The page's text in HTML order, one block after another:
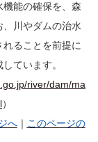
能の確保を、森
川やダムの治水
ることを前提に
ています。
river/dam/ma
）
へ｜ このページの